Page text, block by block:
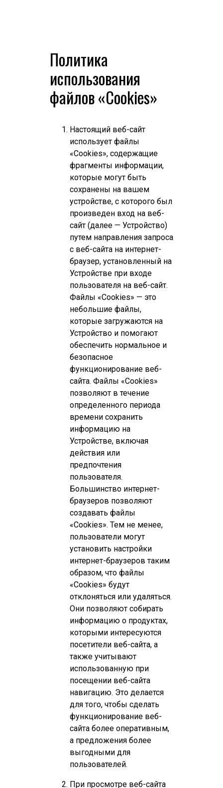
КОМПАНИЯ
О КОМПАНИИ
ПРЕСС-ЦЕНТР
НАША ИСТОРИЯ
ЛИЦЕНЗИИ И СЕРТИФИКАТЫ
ИНФОРМАЦИЯ ОБ ОТОЗВАННЫХ
ДОВЕРЕННОСТЯХ
ПРОДУКТЫ
КАТАЛОГ ПРОДУКТОВ
ФАРМАКОНАДЗОР
ПРОИЗВОДСТВО И РАЗРАБОТКИ
ПРОИЗВОДСТВО
ИССЛЕДОВАНИЯ И РАЗРАБОТКИ
ПОЛИТИКА В ОБЛАСТИ КАЧЕСТВА
СОЦИАЛЬНЫЕ ГАРАНТИИ
РАЗВИТИЕ
ПООЩРЕНИЯ
ПРАКТИКА
ВАКАНСИИ
ПАРТНЕРАМ
КОНТАКТЫ
production@canonpharma.ru
Политика
использования
файлов «Cookies»
Настоящий веб-сайт
использует файлы
«Cookies», содержащие
фрагменты информации,
которые могут быть
сохранены на вашем
устройстве, с которого был
произведен вход на веб-
сайт (далее — Устройство)
путем направления запроса
с веб-сайта на интернет-
браузер, установленный на
Устройстве при входе
пользователя на веб-сайт.
Файлы «Cookies» — это
небольшие файлы,
которые загружаются на
Устройство и помогают
обеспечить нормальное и
безопасное
функционирование веб-
сайта. Файлы «Cookies»
позволяют в течение
определенного периода
времени сохранить
информацию на
Устройстве, включая
действия или
предпочтения
пользователя.
Большинство интернет-
браузеров позволяют
создавать файлы
«Cookies». Тем не менее,
пользователи могут
установить настройки
интернет-браузеров таким
образом, что файлы
«Cookies» будут
отклоняться или удаляться.
Они позволяют собирать
информацию о продуктах,
которыми интересуются
посетители веб-сайта, а
также учитывают
использованную при
посещении веб-сайта
навигацию. Это делается
для того, чтобы сделать
функционирование веб-
сайта более оперативным,
а предложения более
выгодными для
пользователей.
При просмотре веб-сайта